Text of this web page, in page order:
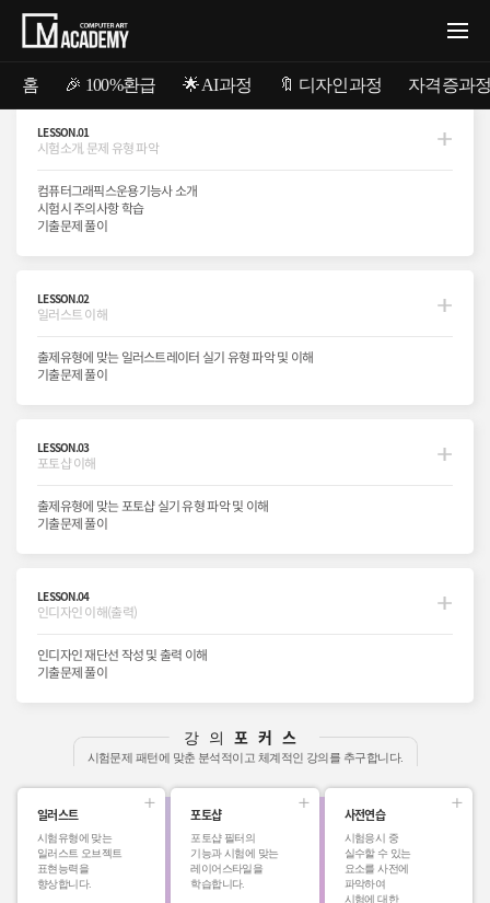
홈 🎉 100%환급 🌟 AI과정 🔖 디자인과정 자격증과
컴퓨터그래픽스운용기능사 @COMPUTER GRAPHICS LICENSE
시험에 필요한 핵심만 쏙쏙,
트레이닝!!
최근 일러스트의 비중이 높아진 컴퓨터그래픽스운용기능사의
시험유형을 파악.일러스트 실습을 통한 오브젝트 표현법 실습과 포토샵
실기문제에 적응하도록 학습하는 수업입니다.
컴퓨터그래픽스운용기능사 @COMPUTER GRAPHICS LICENSE
시험에 필요한 핵심만 쏙쏙,
트레이닝!!
최근 일러스트의 비중이 높아진 컴퓨터그래픽스운용기능사의
시험유형을 파악.일러스트 실습을 통한 오브젝트 표현법 실습과 포토샵
실기문제에 적응하도록 학습하는 수업입니다.
LESSON.01
시험소개, 문제 유형 파악
컴퓨터그래픽스운용기능사 소개
시험시 주의사항 학습
기출문제 풀이
LESSON.02
일러스트 이해
출제유형에 맞는 일러스트레이터 실기 유형 파악 및 이해
기출문제 풀이
LESSON.03
포토샵 이해
출제유형에 맞는 포토샵 실기 유형 파악 및 이해
기출문제 풀이
LESSON.04
인디자인 이해(출력)
인디자인 재단선 작성 및 출력 이해
기출문제 풀이
강의 포커스
시험문제 패턴에 맞춘 분석적이고 체계적인 강의를 추구합니다.
일러스트
시험유형에 맞는
일러스트 오브젝트
표현능력을
향상합니다.
포토샵
포토샵 필터의
기능과 시험에 맞는
레이어스타일을
학습합니다.
사전연습
시험응시 중
실수할 수 있는
요소를 사전에
파악하여
시험에 대한